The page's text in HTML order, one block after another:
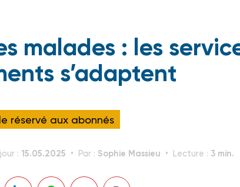
malades : les
s’adaptent
réservé aux abonnés
: 15.05.2025 Par : Sophie Massieu Lecture : 3 min.